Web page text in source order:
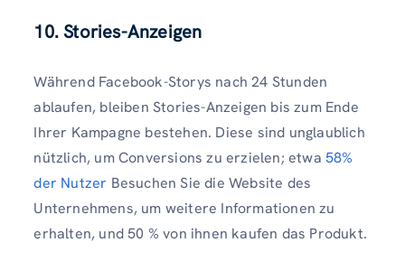
10. Stories-Anzeigen
Während Facebook-Storys nach 24 Stunden
ablaufen, bleiben Stories-Anzeigen bis zum Ende
Ihrer Kampagne bestehen. Diese sind unglaublich
nützlich, um Conversions zu erzielen; etwa 58%
der Nutzer Besuchen Sie die Website des
Unternehmens, um weitere Informationen zu
erhalten, und 50 % von ihnen kaufen das Produkt.